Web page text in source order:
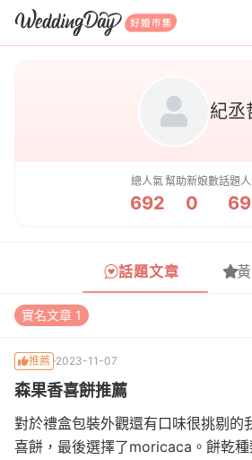
WeddingDay 好婚
紀丞
總人氣
692
幫助新娘數
0
話題
話題文章
實名文章 1
推薦 2023-11-07
森果香喜餅推薦
對於禮盒包裝外觀還有口味很挑剔的
喜餅，最後選擇了moricaca。餅乾